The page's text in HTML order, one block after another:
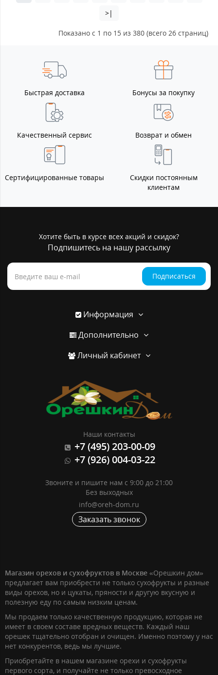
>|
Показано с 1 по 15 из 380 (всего 26 страниц)
Быстрая доставка Бонусы за покупку
Качественный сервис Возврат и обмен
Сертифицированные товары
Скидки постоянным
клиентам
Хотите быть в курсе всех акций и скидок?
Подпишитесь на нашу рассылку
Подписаться
Информация
Дополнительно
Личный кабинет
Наши контакты
+7 (495) 203-00-09
+7 (926) 004-03-22
Звоните и пишите нам с 9:00 до 21:00
Без выходных
info@oreh-dom.ru
Заказать звонок
Магазин орехов и сухофруктов в Москве «Орешкин дом»
предлагает вам приобрести не только сухофрукты и разные
виды орехов, но и цукаты, пряности и другую вкусную и
полезную еду по самым низким ценам.
Мы продаем только качественную продукцию, которая не
имеет в своем составе вредных веществ. Каждый наш
орешек тщательно отобран и очищен. Именно поэтому у нас
нет конкурентов, ведь мы лучшие.
Приобретайте в нашем магазине орехи и сухофрукты
первого сорта, и получайте не только превосходное